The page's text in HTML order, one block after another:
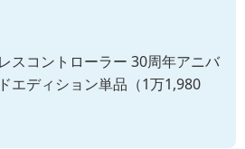
スコントローラー 30周年アニバ
エディション単品（1万1,980